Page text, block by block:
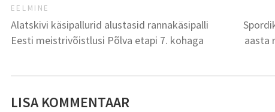
EELMINE
Alatskivi käsipallurid alustasid rannakäsipalli
Eesti meistrivõistlusi Põlva etapi 7. kohaga
aasta
LISA KOMMENTAAR